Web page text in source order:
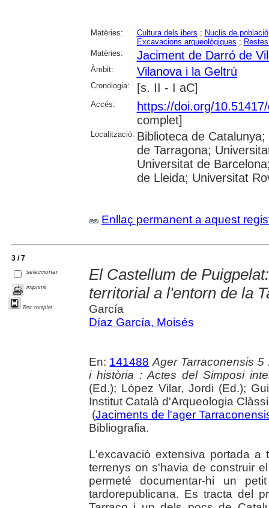
Matèries: Cultura dels ibers ; Nuclis de població
Excavacions arqueològiques ;
Matèries:
Jaciment de Darró de
Àmbit: Vilanova i la Geltrú
Cronologia: [s. II - I aC]
Accés:
https://doi.org/
complet]
Localització: Biblioteca de
de Tarragona;
Universitat de
de Lleida; Universitat
Enllaç permanent a aquest
3 / 7
seleccionar
imprimir
Text complet
El Castellum de
territorial a l'entorn de la
García
Díaz García, Moisés
En: 141488 Ager Tarraconensis
i història : Actes del Simposi
(Ed.); López Vilar, Jordi (Ed.);
Institut Català d'Arqueologia
(Jaciments de l'ager
Bibliografia.
L'excavació extensiva portada
terrenys on s'havia de construir
permeté documentar-hi un
tardorepublicana. Es tracta del